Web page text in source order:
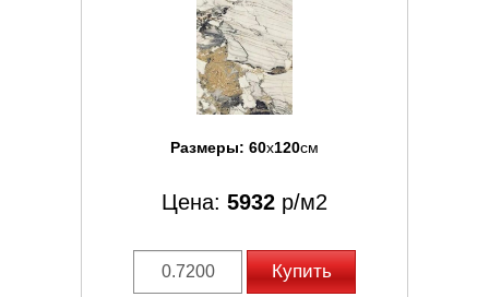
Размеры: 60x120см
Цена: 5932 р/м2
Купить